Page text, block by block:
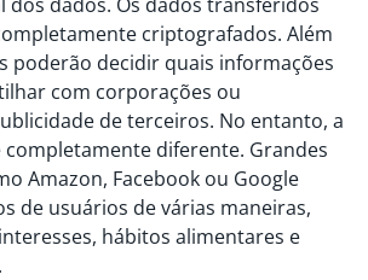
criptografados. Além
poderão decidir quais informações
com corporações ou
de terceiros. No entanto, a
diferente. Grandes
Amazon, Facebook ou Google
de usuários de várias maneiras,
hábitos alimentares e